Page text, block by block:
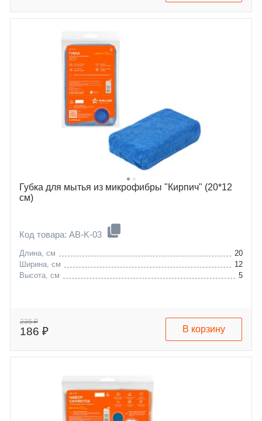
Губка для мытья из микрофибры "Кирпич" (20*12
см)
Код товара: AB-K-03
Длина, см
20
Ширина, см
12
Высота, см
5
235 ₽
186 ₽ В корзину